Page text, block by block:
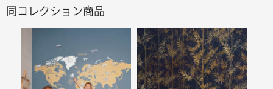
同コレクション商品